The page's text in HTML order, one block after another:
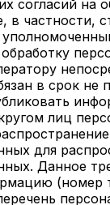
согласий на
в частности,
обработку
в срок не
лиц
для
Данное
(номер